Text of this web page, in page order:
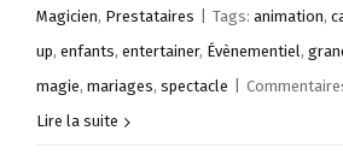
Magicien, Prestataires Tags: animation,
up, enfants, entertainer, Évènementiel,
magie, mariages, spectacle
Lire la suite